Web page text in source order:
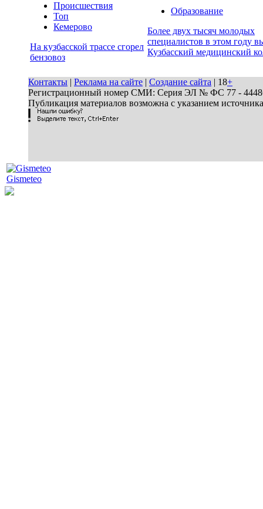
Происшествия
Топ
Кемерово
На кузбасской трассе сгорел
бензовоз
Образование
Более двух тысяч молодых
специалистов в этом году
Кузбасский медицинский
Контакты | Реклама на сайте | Создание сайта | 18+
Регистрационный номер СМИ: Серия ЭЛ № ФС 77 - 44486
Публикация материалов возможна с указанием
Gismeteo